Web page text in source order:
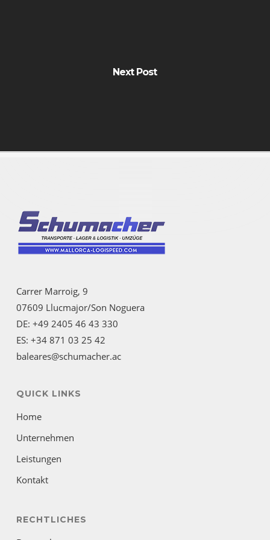
Next Post
Carrer Marroig, 9
07609 Llucmajor/Son Noguera
DE: +49 2405 46 43 330
ES: +34 871 03 25 42
baleares@schumacher.ac
QUICK LINKS
Home
Unternehmen
Leistungen
Kontakt
RECHTLICHES